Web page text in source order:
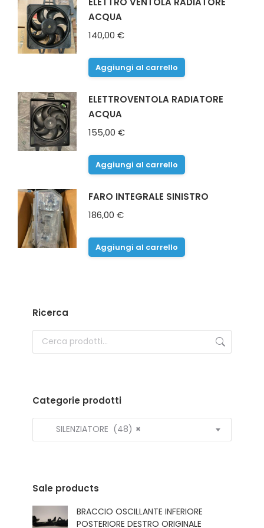
ACQUA
140,00 €
Aggiungi al carrello
ELETTROVENTOLA RADIATORE
ACQUA
155,00 €
Aggiungi al carrello
FARO INTEGRALE SINISTRO
186,00 €
Aggiungi al carrello
Ricerca
Categorie prodotti
×
SILENZIATORE (48)
Sale products
BRACCIO OSCILLANTE INFERIORE
POSTERIORE DESTRO ORIGINALE